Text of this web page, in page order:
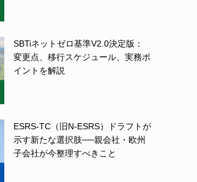
SBTiネットゼロ基準V2.0決定版：
変更点、移行スケジュール、実務ポ
イントを解説
ESRS-TC（旧N-ESRS）ドラフトが
示す新たな選択肢──親会社・欧州
子会社が今整理すべきこと